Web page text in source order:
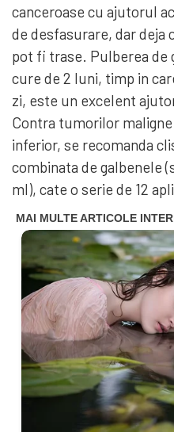
canceroase cu ajutorul
de desfasurare, dar deja
pot fi trase. Pulberea de
cure de 2 luni, timp in
zi, este un excelent
Contra tumorilor
inferior, se recomanda
combinata de galbenele
ml), cate o serie de 12